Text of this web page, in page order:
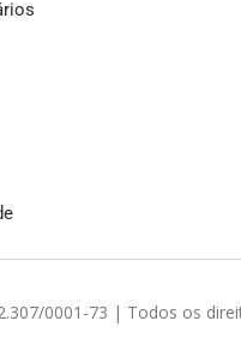
0001-73 | Todos os